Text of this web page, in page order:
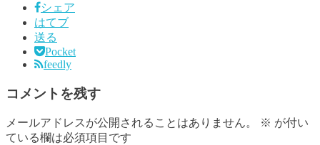
シェア
はてブ
送る
Pocket
feedly
コメントを残す
メールアドレスが公開されることはありません。 ※ が付い
ている欄は必須項目です